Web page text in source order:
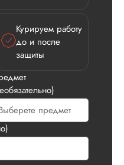
Курируем работу
до и после
защиты
Илья П.